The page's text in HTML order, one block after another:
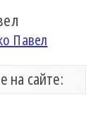
Павел
на сайте: